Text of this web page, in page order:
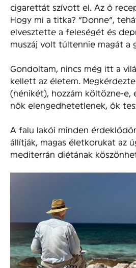
cigarettát szívott el. Az ő
Hogy mi a titka? “Donne”,
elvesztette a feleségét és
muszáj volt túltennie magát a
Gondoltam, nincs még itt a
kellett az életem.
(nénikét), hozzám költözne-
nők elengedhetetlenek, ők
A falu lakói minden
állítják, magas életkorukat az
mediterrán diétának